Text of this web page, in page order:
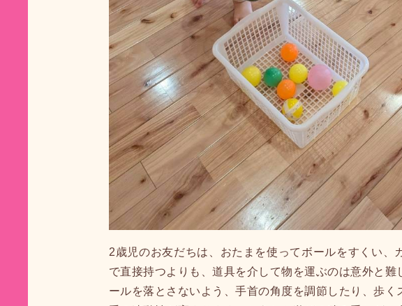
2歳児のお友だちは、おたまを使ってボールをすくい、
で直接持つよりも、道具を介して物を運ぶのは意外と
ールを落とさないよう、手首の角度を調節したり、歩く